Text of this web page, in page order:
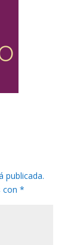
publicada.
con *